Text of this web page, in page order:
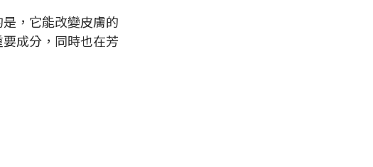
，它能改變皮膚的
成分，同時也在芳